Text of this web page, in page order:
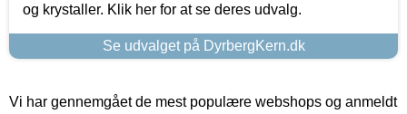
og krystaller. Klik her for at se deres udvalg.
Se udvalget på DyrbergKern.dk
Vi har gennemgået de mest populære webshops og anmeldt